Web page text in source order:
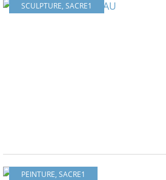
SCULPTURE, SACRE1
PEINTURE, SACRE1